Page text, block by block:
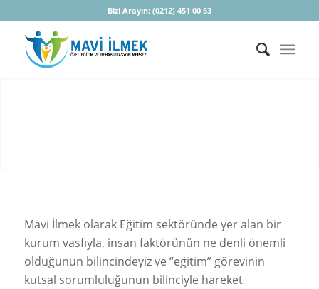
Bizi Arayın: (0212) 451 00 53
Mavi İlmek olarak Eğitim sektöründe yer alan bir
kurum vasfıyla, insan faktörünün ne denli önemli
olduğunun bilincindeyiz ve “eğitim” görevinin
kutsal sorumluluğunun bilinciyle hareket